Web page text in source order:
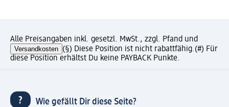
Alle Preisangaben inkl. gesetzl. MwSt., zzgl. Pfand und
Versandkosten (§) Diese Position ist nicht rabattfähig.(#) Für
diese Position erhältst Du keine PAYBACK Punkte.
Wie gefällt Dir diese Seite?